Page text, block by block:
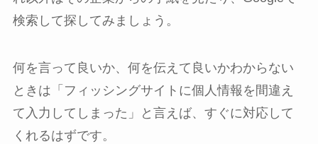
検索して探してみましょう。
何を言って良いか、何を伝えて良いかわからない
ときは「フィッシングサイトに個人情報を間違え
て入力してしまった」と言えば、すぐに対応して
くれるはずです。